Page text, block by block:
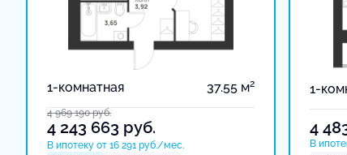
1-комнатная 37.55 м2
4 969 190руб.
4 243 663 руб.
В ипотеку от 16 291 руб./мес.
1-
4
В